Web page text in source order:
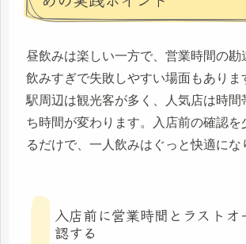
昼飲みは楽しい一方で、営業時間の勘
飲みすぎで失敗しやすい場面もありま
駅周辺は観光客が多く、人気店は時間
ち時間が変わります。入店前の確認を
るだけで、一人飲みはぐっと快適にな
入店前に営業時間とラストオ
認する